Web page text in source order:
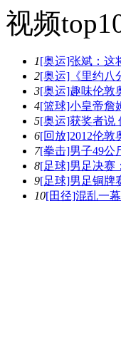
视频
1[奥运]张斌：这
2[奥运]《里约八
3[奥运]趣味伦敦
4[篮球]小皇帝詹
5[奥运]获奖者说
6[回放]2012伦敦
7[拳击]男子49公
8[足球]男足决赛
9[足球]男足铜牌
10[田径]混乱一